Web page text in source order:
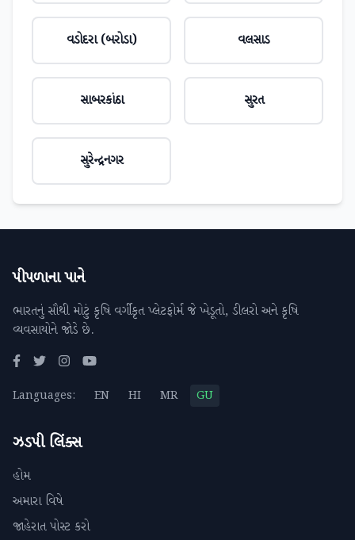
વડોદરા (બરોડા) વલસાડ
સાબરકાંઠા સુરત
સુરેન્દ્રનગર
પીપળાના પાને
ભારતનું સૌથી મોટું કૃષિ વર્ગીકૃત પ્લેટફોર્મ જે ખેડૂતો, ડીલરો અને કૃષિ
વ્યવસાયોને જોડે છે.
Languages: EN HI MR GU
ઝડપી લિંક્સ
હોમ
અમારા વિષે
જાહેરાત પોસ્ટ કરો